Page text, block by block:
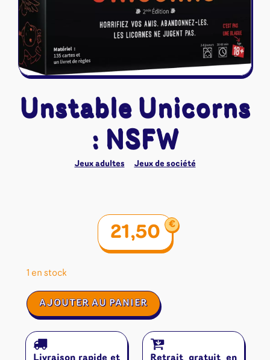
Naruto Mythos
Autres
Tapis de jeu
Unstable Unicorns
: NSFW
Jeux adultes Jeux de société
21,50 €
1 en stock
quantité
de
Unicorns
NSFW
AJOUTER AU PANIER
Livraison rapide et
Retrait gratuit en